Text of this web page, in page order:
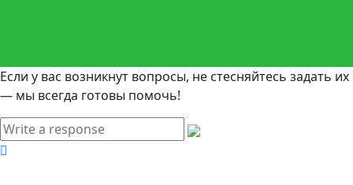
Если у вас возникнут вопросы, не стесняйтесь задать их
— мы всегда готовы помочь!